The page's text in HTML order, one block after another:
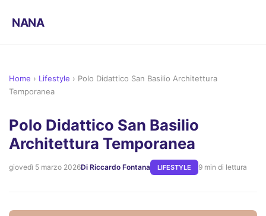
NANA
Home › Lifestyle › Polo Didattico San Basilio Architettura
Temporanea
Polo Didattico San Basilio
Architettura Temporanea
giovedì 5 marzo 2026Di Riccardo Fontana LIFESTYLE 9 min di lettura